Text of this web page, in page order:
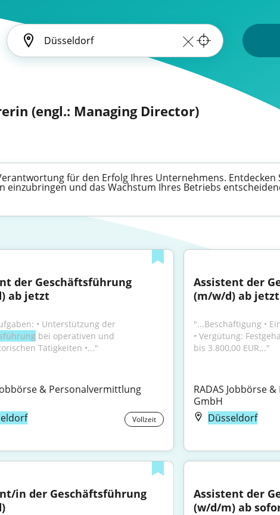
(engl.: Managing Director)
für den Erfolg Ihres Unternehmens. Entdecken
und das Wachstum Ihres Betriebs
der Geschäftsführung
ab jetzt
bei operativen und
Tätigkeiten •..."
& Personalvermittlung
Vollzeit
Assistent der
(m/w/d) ab jetzt
"...Beschäftigung •
• Vergütung:
bis 3.800,00 EUR..."
RADAS Jobbörse
GmbH
Düsseldorf
in der Geschäftsführung
Assistent der
(w/d/m) ab